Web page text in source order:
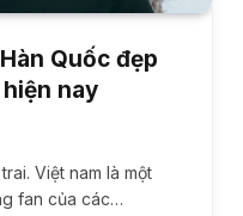
Quốc đẹp
nay
Việt nam là một
fan của các…